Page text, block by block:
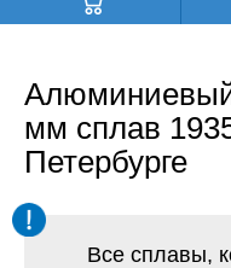
Алюминиевый
мм сплав
Петербурге
Все сплавы,